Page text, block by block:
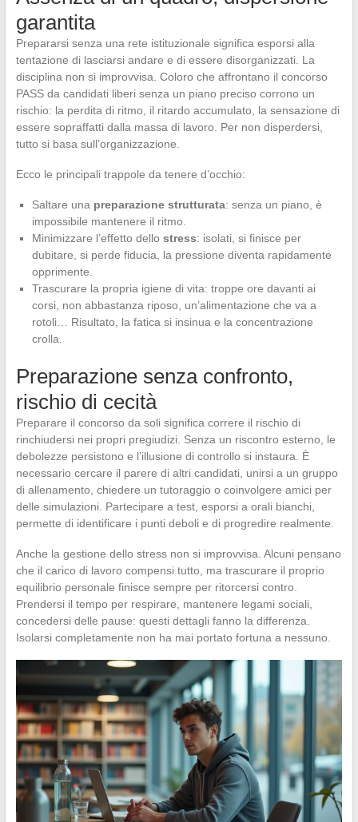
garantita
Prepararsi senza una rete istituzionale significa esporsi alla
tentazione di lasciarsi andare e di essere disorganizzati. La
disciplina non si improvvisa. Coloro che affrontano il concorso
PASS da candidati liberi senza un piano preciso corrono un
rischio: la perdita di ritmo, il ritardo accumulato, la sensazione di
essere sopraffatti dalla massa di lavoro. Per non disperdersi,
tutto si basa sull’organizzazione.
Ecco le principali trappole da tenere d’occhio:
Saltare una preparazione strutturata: senza un piano, è
impossibile mantenere il ritmo.
Minimizzare l’effetto dello stress: isolati, si finisce per
dubitare, si perde fiducia, la pressione diventa rapidamente
opprimente.
Trascurare la propria igiene di vita: troppe ore davanti ai
corsi, non abbastanza riposo, un’alimentazione che va a
rotoli… Risultato, la fatica si insinua e la concentrazione
crolla.
Preparazione senza confronto,
rischio di cecità
Preparare il concorso da soli significa correre il rischio di
rinchiudersi nei propri pregiudizi. Senza un riscontro esterno, le
debolezze persistono e l’illusione di controllo si instaura. È
necessario cercare il parere di altri candidati, unirsi a un gruppo
di allenamento, chiedere un tutoraggio o coinvolgere amici per
delle simulazioni. Partecipare a test, esporsi a orali bianchi,
permette di identificare i punti deboli e di progredire realmente.
Anche la gestione dello stress non si improvvisa. Alcuni pensano
che il carico di lavoro compensi tutto, ma trascurare il proprio
equilibrio personale finisce sempre per ritorcersi contro.
Prendersi il tempo per respirare, mantenere legami sociali,
concedersi delle pause: questi dettagli fanno la differenza.
Isolarsi completamente non ha mai portato fortuna a nessuno.